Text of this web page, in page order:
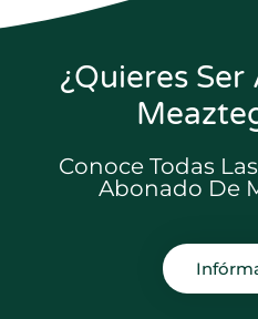
¿Quieres
Conoce Todas
Abonado De